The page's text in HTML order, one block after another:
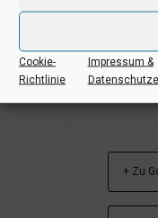
Cookie-
Richtlinie
Impressum &
+ Zu